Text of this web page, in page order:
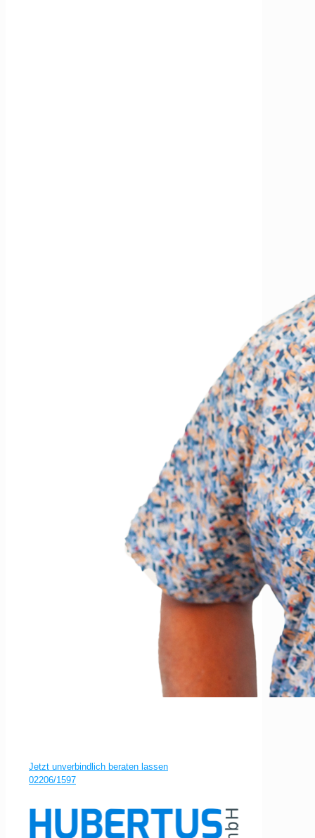
Jetzt unverbindlich beraten lassen
02206/1597